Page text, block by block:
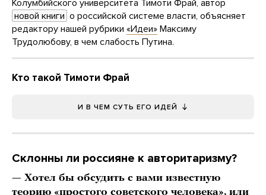
Колумбийского университета Тимоти Фрай, автор
новой книги о российской системе власти, объясняет
редактору нашей рубрики «Идеи» Максиму
Трудолюбову, в чем слабость Путина.
Кто такой Тимоти Фрай
И В ЧЕМ СУТЬ ЕГО ИДЕЙ
Склонны ли россияне к авторитаризму?
— Хотел бы обсудить с вами известную
теорию «простого советского человека», или